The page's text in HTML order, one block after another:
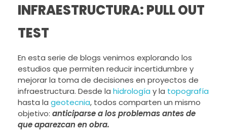
INFRAESTRUCTURA: PULL OUT
TEST
En esta serie de blogs venimos explorando los
estudios que permiten reducir incertidumbre y
mejorar la toma de decisiones en proyectos de
infraestructura. Desde la hidrología y la topografía
hasta la geotecnia, todos comparten un mismo
objetivo: anticiparse a los problemas antes de
que aparezcan en obra.